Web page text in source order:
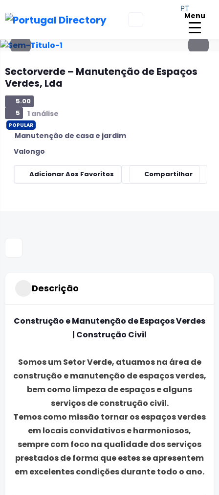
Menu
Sectorverde – Manutenção de Espaços
Verdes, Lda
5.00
5
1 análise
POPULAR
Manutenção de casa e jardim
Valongo
Adicionar Aos Favoritos Compartilhar
Descrição
Construção e Manutenção de Espaços Verdes
| Construção Civil
Somos um Setor Verde, atuamos na área de
construção e manutenção de espaços verdes,
bem como limpeza de espaços e alguns
serviços de construção civil.
Temos como missão tornar os espaços verdes
em locais convidativos e harmoniosos,
sempre com foco na qualidade dos serviços
prestados de forma que estes se apresentem
em excelentes condições durante todo o ano.
PT